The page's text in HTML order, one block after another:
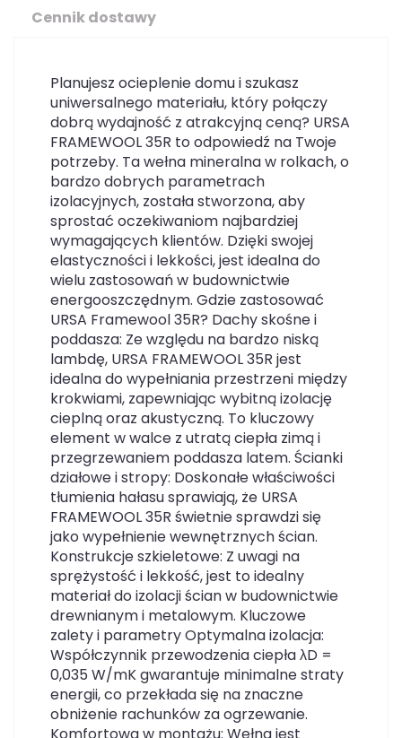
Cennik dostawy
Planujesz ocieplenie domu i szukasz
uniwersalnego materiału, który połączy
dobrą wydajność z atrakcyjną ceną? URSA
FRAMEWOOL 35R to odpowiedź na Twoje
potrzeby. Ta wełna mineralna w rolkach, o
bardzo dobrych parametrach
izolacyjnych, została stworzona, aby
sprostać oczekiwaniom najbardziej
wymagających klientów. Dzięki swojej
elastyczności i lekkości, jest idealna do
wielu zastosowań w budownictwie
energooszczędnym. Gdzie zastosować
URSA Framewool 35R? Dachy skośne i
poddasza: Ze względu na bardzo niską
lambdę, URSA FRAMEWOOL 35R jest
idealna do wypełniania przestrzeni między
krokwiami, zapewniając wybitną izolację
cieplną oraz akustyczną. To kluczowy
element w walce z utratą ciepła zimą i
przegrzewaniem poddasza latem. Ścianki
działowe i stropy: Doskonałe właściwości
tłumienia hałasu sprawiają, że URSA
FRAMEWOOL 35R świetnie sprawdzi się
jako wypełnienie wewnętrznych ścian.
Konstrukcje szkieletowe: Z uwagi na
sprężystość i lekkość, jest to idealny
materiał do izolacji ścian w budownictwie
drewnianym i metalowym. Kluczowe
zalety i parametry Optymalna izolacja:
Współczynnik przewodzenia ciepła λD =
0,035 W/mK gwarantuje minimalne straty
energii, co przekłada się na znaczne
obniżenie rachunków za ogrzewanie.